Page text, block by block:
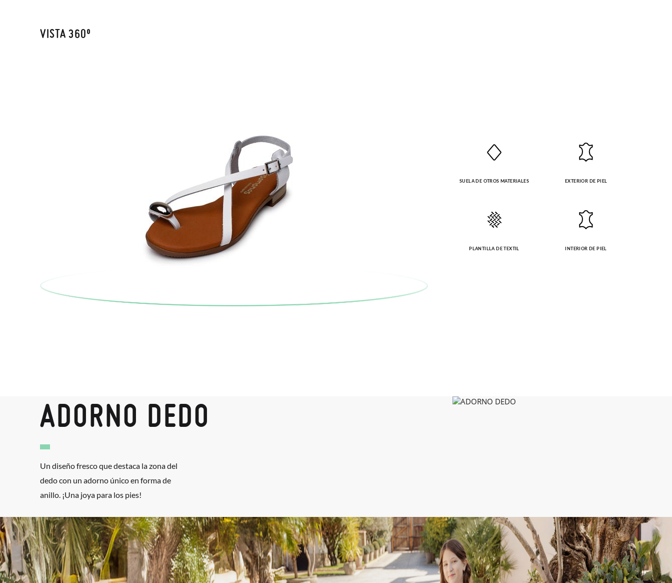
VISTA 360º
SUELA DE OTROS MATERIALES EXTERIOR DE PIEL
PLANTILLA DE TEXTIL INTERIOR DE PIEL
ADORNO DEDO
Un diseño fresco que destaca la zona del
dedo con un adorno único en forma de
anillo. ¡Una joya para los pies!